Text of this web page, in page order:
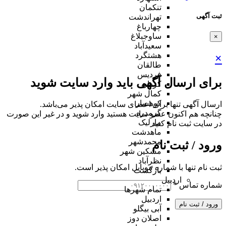
ثبت آگهی
×
×
برای ارسال آگهی باید وارد سایت شوید
ارسال آگهی تنها برای اعضای سایت امکان پذیر می‌باشد.
چنانچه هم‌ اکنون عضو سایت هستید وارد شوید و در غیر این صورت
در سایت ثبت نام کنید
ورود / ثبت نام
ثبت نام تنها با شماره موبایل امکان پذیر است.
شماره تماس*
ورود / ثبت نام
تنکمان
تهراندشت
چهارباغ
ساوجبلاغ
سعیدآباد
هشتگرد
طالقان
فردیس
کردان
کمال شهر
کوهسار
گرمدره
مارلیک
ماهدشت
محمدشهر
مشکین شهر
نظرآباد
بازگشت
اردبیل
تمام شهر‌ها
اردبیل
آبی بیگلو
اصلان دوز